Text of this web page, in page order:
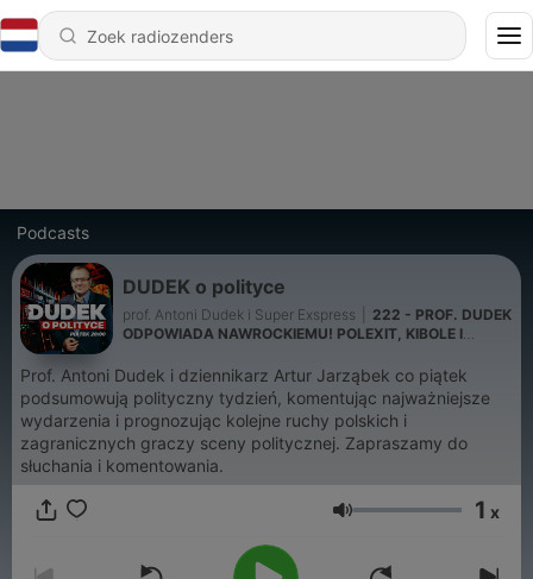
Podcasts
DUDEK o polityce
prof. Antoni Dudek i Super Exspress
222 - PROF. DUDEK
ODPOWIADA NAWROCKIEMU! POLEXIT, KIBOLE I
Prof. Antoni Dudek i dziennikarz Artur Jarząbek co piątek
podsumowują polityczny tydzień, komentując najważniejsze
wydarzenia i prognozując kolejne ruchy polskich i
zagranicznych graczy sceny politycznej. Zapraszamy do
słuchania i komentowania.
Volume 1 x